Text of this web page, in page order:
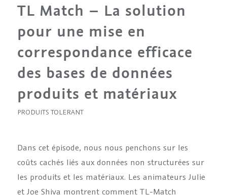
TL Match – La solution
pour une mise en
correspondance efficace
des bases de données
produits et matériaux
PRODUITS TOLERANT
Dans cet épisode, nous nous penchons sur les
coûts cachés liés aux données non structurées sur
les produits et les matériaux. Les animateurs Julie
et Joe Shiva montrent comment TL-Match